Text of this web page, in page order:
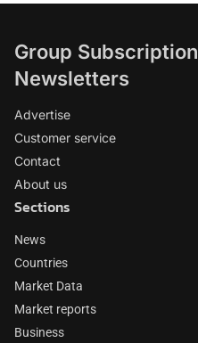
Group Subscription
Newsletters
Advertise
Customer service
Contact
About us
Sections
News
Countries
Market Data
Market reports
Business